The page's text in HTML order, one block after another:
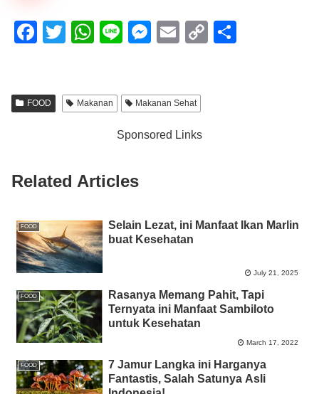
F
e
o
k
T
er
W
s
p
Li
M
e
g
E
C
FOOD Makanan Makanan Sehat
Sponsored Links
Related Articles
FOOD
Selain Lezat, ini Manfaat Ikan Marlin
buat Kesehatan
July 21, 2025
FOOD
Rasanya Memang Pahit, Tapi
Ternyata ini Manfaat Sambiloto
untuk Kesehatan
March 17, 2022
FOOD
7 Jamur Langka ini Harganya
Fantastis, Salah Satunya Asli